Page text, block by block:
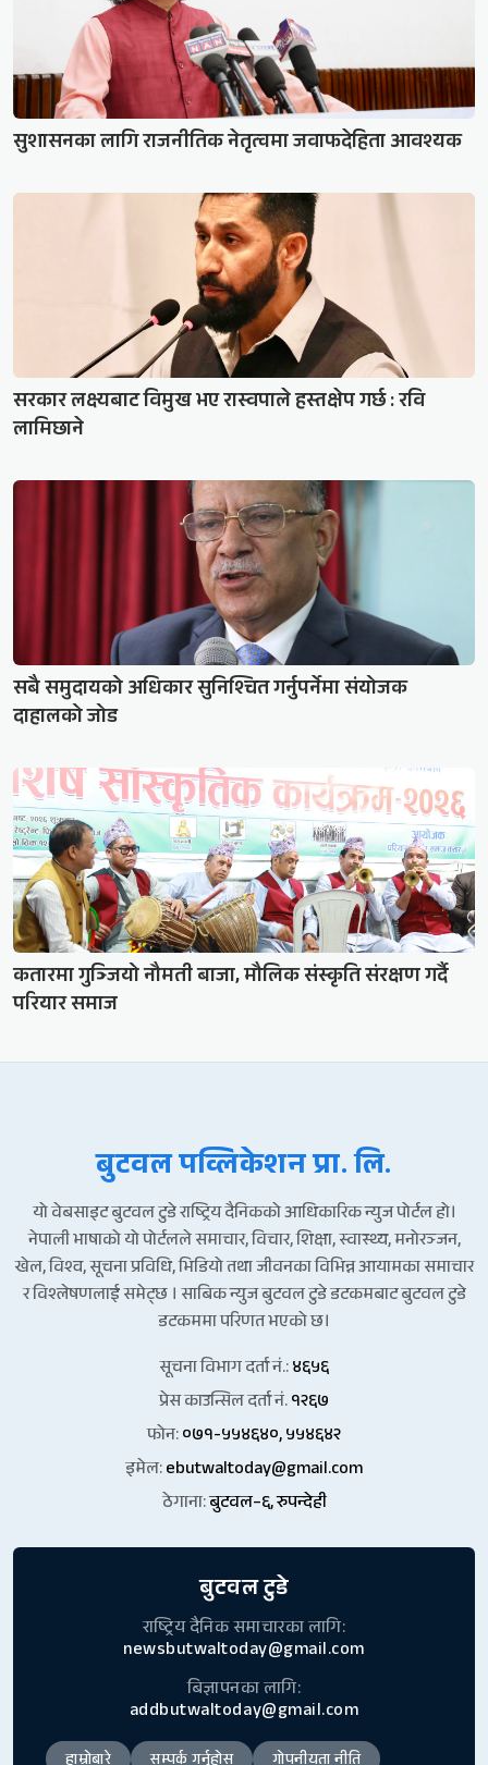
सुशासनका लागि राजनीतिक नेतृत्वमा जवाफदेहिता आवश्यक
सरकार लक्ष्यबाट विमुख भए रास्वपाले हस्तक्षेप गर्छ : रवि
लामिछाने
सबै समुदायको अधिकार सुनिश्चित गर्नुपर्नेमा संयोजक
दाहालको जोड
कतारमा गुञ्जियो नौमती बाजा, मौलिक संस्कृति संरक्षण गर्दै
परियार समाज
बुटवल पव्लिकेशन प्रा. लि.
यो वेबसाइट बुटवल टुडे राष्ट्रिय दैनिकको आधिकारिक न्युज पोर्टल हो।
नेपाली भाषाको यो पोर्टलले समाचार, विचार, शिक्षा, स्वास्थ्य, मनोरञ्जन,
खेल, विश्व, सूचना प्रविधि, भिडियो तथा जीवनका विभिन्न आयामका समाचार
र विश्लेषणलाई समेट्छ । साबिक न्युज बुटवल टुडे डटकमबाट बुटवल टुडे
डटकममा परिणत भएको छ।
सूचना विभाग दर्ता नं.:४६५६
प्रेस काउन्सिल दर्ता नं.१२६७
फोन:०७१-५५४६४०, ५५४६४२
इमेल:ebutwaltoday@gmail.com
ठेगाना:बुटवल–६, रुपन्देही
बुटवल टुडे
राष्ट्रिय दैनिक समाचारका लागि:
newsbutwaltoday@gmail.com
बिज्ञापनका लागि:
addbutwaltoday@gmail.com